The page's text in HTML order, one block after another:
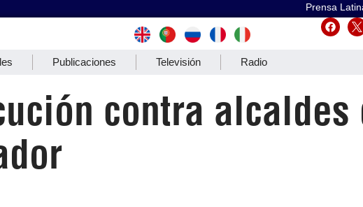
Prensa
Publicaciones Televisión Radio
contra alcaldes